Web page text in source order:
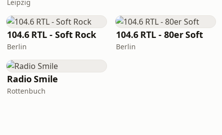
Leipzig
104.6 RTL - Soft Rock
Berlin
104.6 RTL - 80er Soft
Berlin
Radio Smile
Rottenbuch